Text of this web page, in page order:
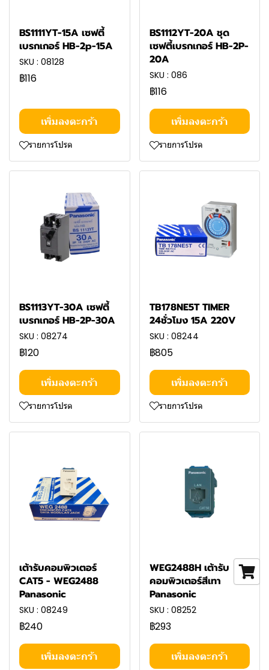
BS1111YT-15A เซฟตี้
เบรกเกอร์ HB-2p-15A
SKU : 08128
฿116
เพิ่มลงตะกร้า
รายการโปรด
BS1112YT-20A ชุด
เซฟตี้เบรกเกอร์ HB-2P-
20A
SKU : 086
฿116
เพิ่มลงตะกร้า
รายการโปรด
BS1113YT-30A เซฟตี้
เบรกเกอร์ HB-2P-30A
SKU : 08274
฿120
เพิ่มลงตะกร้า
รายการโปรด
TB178NE5T TIMER
24ชั่วโมง 15A 220V
SKU : 08244
฿805
เพิ่มลงตะกร้า
รายการโปรด
เต้ารับคอมพิวเตอร์
CAT5 - WEG2488
Panasonic
SKU : 08249
฿240
เพิ่มลงตะกร้า
WEG2488H เต้ารับ
คอมพิวเตอร์สีเทา
Panasonic
SKU : 08252
฿293
เพิ่มลงตะกร้า